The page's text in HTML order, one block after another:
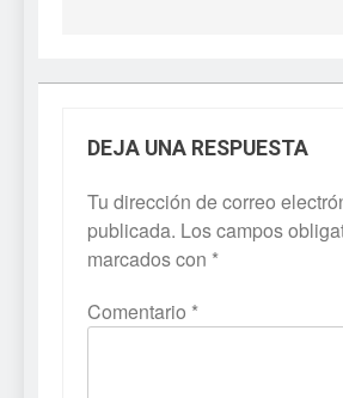
DEJA UNA RESPUESTA
Tu dirección de correo
publicada. Los campos
marcados con *
Comentario *